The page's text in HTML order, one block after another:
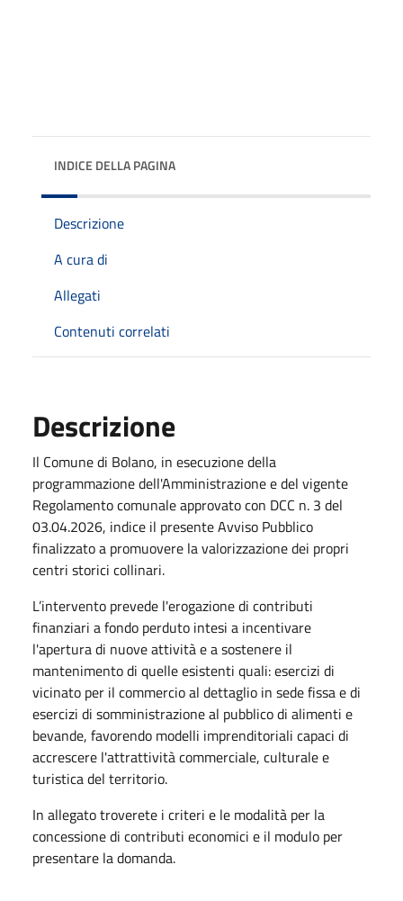
INDICE DELLA PAGINA
Descrizione
A cura di
Allegati
Contenuti correlati
Descrizione
Il Comune di Bolano, in esecuzione della
programmazione dell'Amministrazione e del vigente
Regolamento comunale approvato con DCC n. 3 del
03.04.2026, indice il presente Avviso Pubblico
finalizzato a promuovere la valorizzazione dei propri
centri storici collinari.
L’intervento prevede l'erogazione di contributi
finanziari a fondo perduto intesi a incentivare
l'apertura di nuove attività e a sostenere il
mantenimento di quelle esistenti quali: esercizi di
vicinato per il commercio al dettaglio in sede fissa e di
esercizi di somministrazione al pubblico di alimenti e
bevande, favorendo modelli imprenditoriali capaci di
accrescere l'attrattività commerciale, culturale e
turistica del territorio.
In allegato troverete i criteri e le modalità per la
concessione di contributi economici e il modulo per
presentare la domanda.